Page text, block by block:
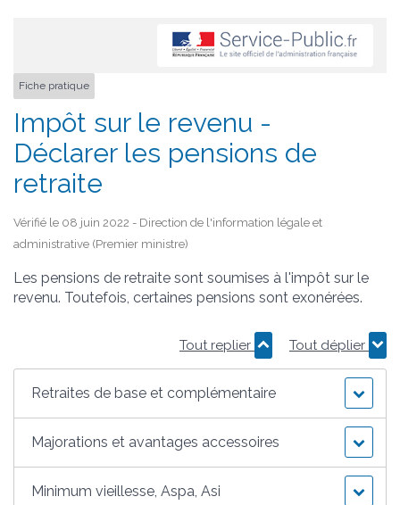
Fiche pratique
Impôt sur le revenu -
Déclarer les pensions de
retraite
Vérifié le 08 juin 2022 - Direction de l'information légale et
administrative (Premier ministre)
Les pensions de retraite sont soumises à l'impôt sur le
revenu. Toutefois, certaines pensions sont exonérées.
Tout replier Tout déplier
Retraites de base et complémentaire
Majorations et avantages accessoires
Minimum vieillesse, Aspa, Asi